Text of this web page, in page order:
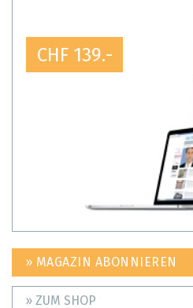
CHF 139.-
» MAGAZIN ABONNIEREN
» ZUM SHOP